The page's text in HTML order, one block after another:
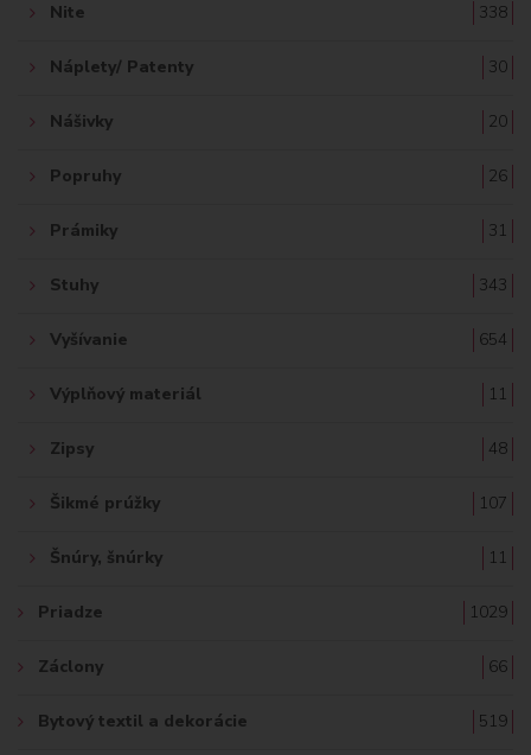
Nite 338
Náplety/ Patenty 30
Nášivky 20
Popruhy 26
Prámiky 31
Stuhy 343
Vyšívanie 654
Výplňový materiál 11
Zipsy 48
Šikmé prúžky 107
Šnúry, šnúrky 11
Priadze 1029
Záclony 66
Bytový textil a dekorácie 519